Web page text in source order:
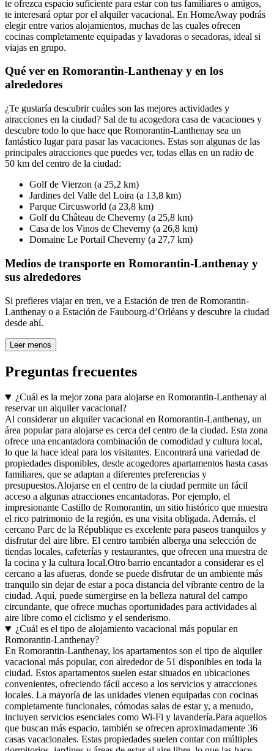
te ofrezca espacio suficiente para estar con tus familiares o amigos,
te interesará optar por el alquiler vacacional. En HomeAway podrás
elegir entre varios alojamientos, muchas de las cuales ofrecen
cocinas completamente equipadas y lavadoras o secadoras, ideal si
viajas en grupo.
Qué ver en Romorantin-Lanthenay y en los
alrededores
¿Te gustaría descubrir cuáles son las mejores actividades y
atracciones en la ciudad? Sal de tu acogedora casa de vacaciones y
descubre todo lo que hace que Romorantin-Lanthenay sea un
fantástico lugar para pasar las vacaciones. Estas son algunas de las
principales atracciones que puedes ver, todas ellas en un radio de
50 km del centro de la ciudad:
Golf de Vierzon (a 25,2 km)
Jardines del Valle del Loira (a 13,8 km)
Parque Circusworld (a 23,8 km)
Golf du Château de Cheverny (a 25,8 km)
Casa de los Vinos de Cheverny (a 26,8 km)
Domaine Le Portail Cheverny (a 27,7 km)
Medios de transporte en Romorantin-Lanthenay y
sus alrededores
Si prefieres viajar en tren, ve a Estación de tren de Romorantin-
Lanthenay o a Estación de Faubourg-d’Orléans y descubre la ciudad
desde ahí.
Leer menos
Preguntas frecuentes
¿Cuál es la mejor zona para alojarse en Romorantin-Lanthenay al
reservar un alquiler vacacional?
Al considerar un alquiler vacacional en Romorantin-Lanthenay, un
área popular para alojarse es cerca del centro de la ciudad. Esta zona
ofrece una encantadora combinación de comodidad y cultura local,
lo que la hace ideal para los visitantes. Encontrará una variedad de
propiedades disponibles, desde acogedores apartamentos hasta casas
familiares, que se adaptan a diferentes preferencias y
presupuestos.Alojarse en el centro de la ciudad permite un fácil
acceso a algunas atracciones encantadoras. Por ejemplo, el
impresionante Castillo de Romorantin, un sitio histórico que muestra
el rico patrimonio de la región, es una visita obligada. Además, el
cercano Parc de la République es excelente para paseos tranquilos y
disfrutar del aire libre. El centro también alberga una selección de
tiendas locales, cafeterías y restaurantes, que ofrecen una muestra de
la cocina y la cultura local.Otro barrio encantador a considerar es el
cercano a las afueras, donde se puede disfrutar de un ambiente más
tranquilo sin dejar de estar a poca distancia del vibrante centro de la
ciudad. Aquí, puede sumergirse en la belleza natural del campo
circundante, que ofrece muchas oportunidades para actividades al
aire libre como el ciclismo y el senderismo.
¿Cuál es el tipo de alojamiento vacacional más popular en
Romorantin-Lanthenay?
En Romorantin-Lanthenay, los apartamentos son el tipo de alquiler
vacacional más popular, con alrededor de 51 disponibles en toda la
ciudad. Estos apartamentos suelen estar situados en ubicaciones
convenientes, ofreciendo fácil acceso a los servicios y atracciones
locales. La mayoría de las unidades vienen equipadas con cocinas
completamente funcionales, cómodas salas de estar y, a menudo,
incluyen servicios esenciales como Wi-Fi y lavandería.Para aquellos
que buscan más espacio, también se ofrecen aproximadamente 36
casas vacacionales. Estas propiedades suelen contar con múltiples